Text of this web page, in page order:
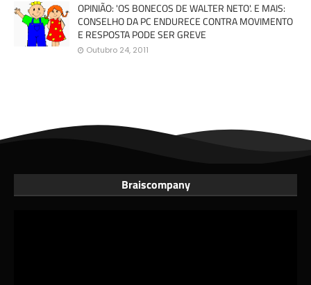
OPINIÃO: 'OS BONECOS DE WALTER NETO'. E MAIS:
CONSELHO DA PC ENDURECE CONTRA MOVIMENTO
E RESPOSTA PODE SER GREVE
Outubro 24, 2011
Braiscompany